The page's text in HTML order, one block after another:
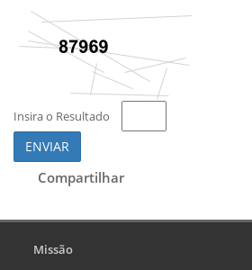
Insira o Resultado
ENVIAR
Compartilhar
Missão